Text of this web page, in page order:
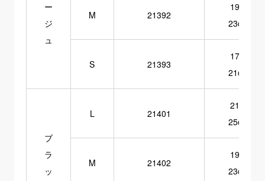
ー
ジ
ュ
M 21392
19～
23cm
S 21393
17～
21cm
ブ
ラ
ッ
L 21401
21～
25cm
M 21402
19～
23cm